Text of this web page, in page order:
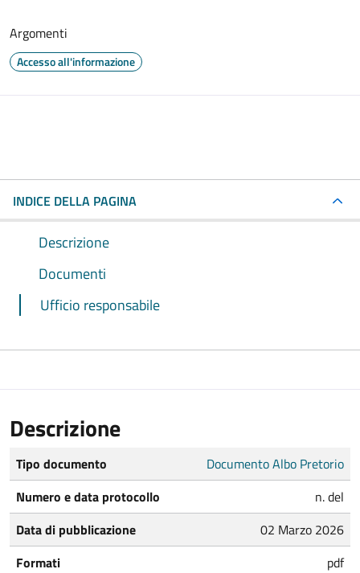
Argomenti
Accesso all'informazione
INDICE DELLA PAGINA
Descrizione
Documenti
Ufficio responsabile
Descrizione
Tipo documento
Documento Albo Pretorio
Numero e data protocollo
n. del
Data di pubblicazione
02 Marzo 2026
Formati
pdf